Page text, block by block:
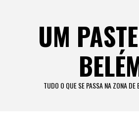
UM
TUDO O QUE SE PASSA NA ZONA DE